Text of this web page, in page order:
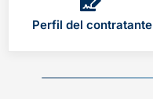
Perfil del contratante